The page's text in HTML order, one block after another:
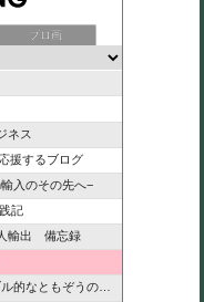
ブロ画
ネス
援するブログ
入のその先へ−
記
輸出 備忘録
ともぞうのブログ